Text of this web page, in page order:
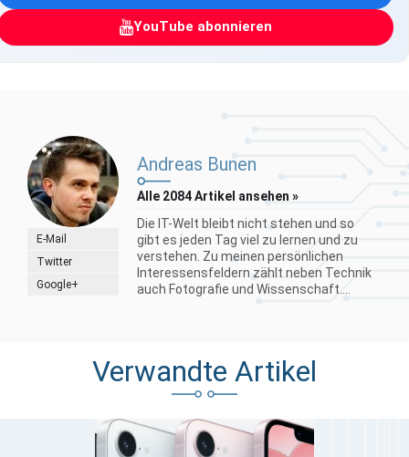
YouTube abonnieren
E-Mail
Twitter
Google+
Andreas Bunen
Alle 2084 Artikel ansehen »
Die IT-Welt bleibt nicht stehen und so
gibt es jeden Tag viel zu lernen und zu
verstehen. Zu meinen persönlichen
Interessensfeldern zählt neben Technik
auch Fotografie und Wissenschaft....
Verwandte Artikel